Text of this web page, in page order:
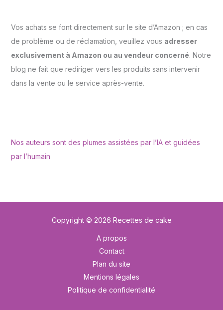
Vos achats se font directement sur le site d’Amazon ; en cas
de problème ou de réclamation, veuillez vous adresser
exclusivement à Amazon ou au vendeur concerné. Notre
blog ne fait que rediriger vers les produits sans intervenir
dans la vente ou le service après-vente.
Nos auteurs sont des plumes assistées par l’IA et guidées
par l’humain
Copyright © 2026 Recettes de cake
A propos
Contact
Plan du site
Mentions légales
Politique de confidentialité